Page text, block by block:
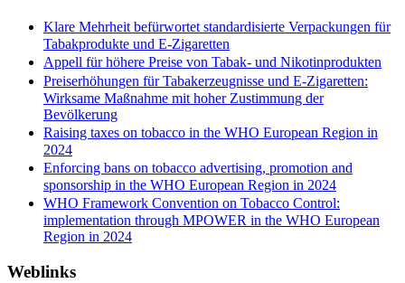
Klare Mehrheit befürwortet standardisierte Verpackungen für
Tabakprodukte und E-Zigaretten
Appell für höhere Preise von Tabak- und Nikotinprodukten
Preiserhöhungen für Tabakerzeugnisse und E-Zigaretten:
Wirksame Maßnahme mit hoher Zustimmung der
Bevölkerung
Raising taxes on tobacco in the WHO European Region in
2024
Enforcing bans on tobacco advertising, promotion and
sponsorship in the WHO European Region in 2024
WHO Framework Convention on Tobacco Control:
implementation through MPOWER in the WHO European
Region in 2024
Weblinks